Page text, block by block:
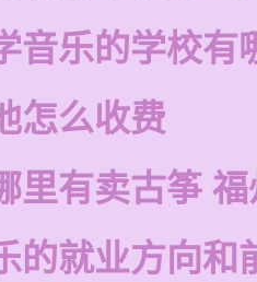
音乐的学校有
怎么收费
里有卖古筝
的就业方向和